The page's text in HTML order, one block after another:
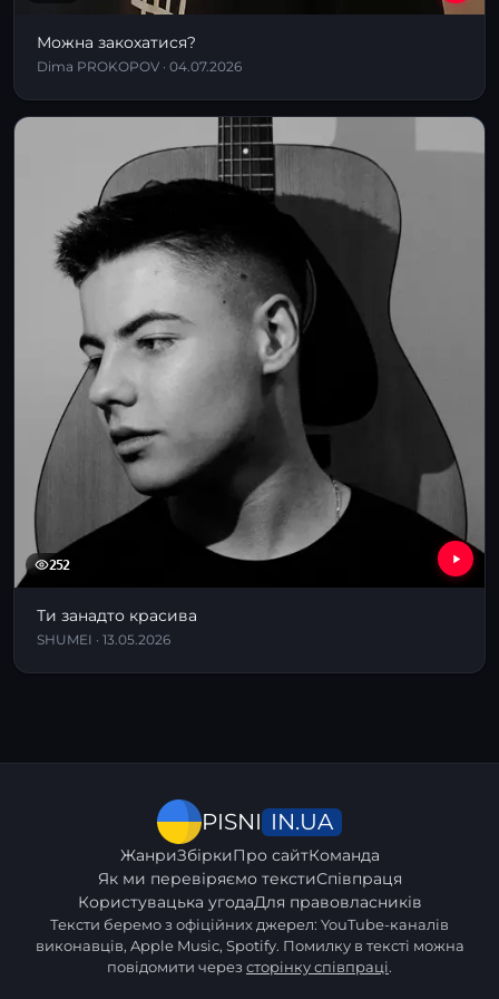
Можна закохатися?
Dima PROKOPOV · 04.07.2026
252
Ти занадто красива
SHUMEI · 13.05.2026
PISNI IN.UA
ЖанриЗбіркиПро сайтКоманда
Як ми перевіряємо текстиСпівпраця
Користувацька угодаДля правовласників
Тексти беремо з офіційних джерел: YouTube-каналів
виконавців, Apple Music, Spotify. Помилку в тексті можна
повідомити через сторінку співпраці.